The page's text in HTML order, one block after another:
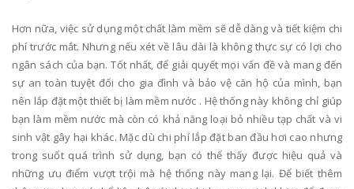
Hơn nữa, việc sử dụng một chất làm mềm sẽ dễ dàng và tiết kiệm chi
phí trước mắt. Nhưng nếu xét về lâu dài là không thực sự có lợi cho
ngân sách của bạn. Tốt nhất, để giải quyết mọi vấn đề và mang đến
sự an toàn tuyệt đối cho gia đình và bảo vệ căn hộ của mình, bạn
nên lắp đặt một thiết bị làm mềm nước . Hệ thống này không chỉ giúp
bạn làm mềm nước mà còn có khả năng loại bỏ nhiều tạp chất và vi
sinh vật gây hại khác. Mặc dù chi phí lắp đặt ban đầu hơi cao nhưng
trong suốt quá trình sử dụng, bạn có thể thấy được hiệu quả và
những ưu điểm vượt trội mà hệ thống này mang lại. Để biết thêm